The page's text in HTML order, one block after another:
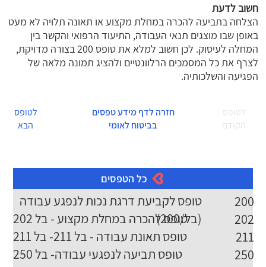
חשוב לדעת
הצלחה בתביעה להכרה במחלת מקצוע או תאונה תלויה לא מעט
באופן שבו מוצגים תנאי העבודה, התיעוד הרפואי והקשר בין
המחלה לעיסוק. לכן חשוב למלא את טופס 200 בצורה מדויקת,
לצרף את כל המסמכים הרלוונטיים ולהציג תמונה מלאה של
הפגיעה והשלכותיה.
לטופס
הקודם
לטופס
הבא
חזרה לדף מידע טפסים
בביטוח לאומי
טופס לקביעת דרגת נכות לנפגע עבודה
(בל/200)
200
טופס להכרה במחלת מקצוע - בל 202
202
טופס תאונת עבודה - בל 211- בל 211
211
טופס תביעה לנפגעי עבודה- בל 250
250
כל הטפסים